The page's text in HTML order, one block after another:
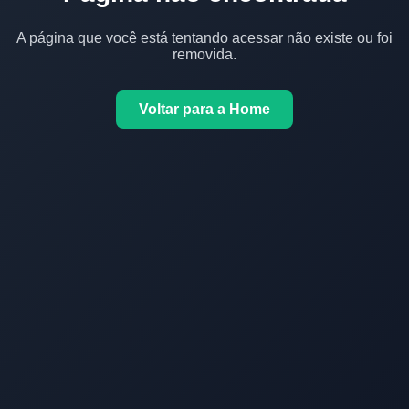
A página que você está tentando acessar não existe ou foi
removida.
Voltar para a Home